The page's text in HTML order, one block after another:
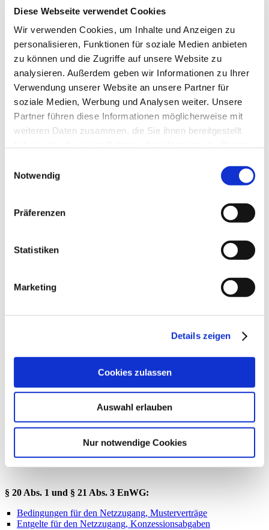
Diese Webseite verwendet Cookies
Wir verwenden Cookies, um Inhalte und Anzeigen zu
personalisieren, Funktionen für soziale Medien anbieten
zu können und die Zugriffe auf unsere Website zu
analysieren. Außerdem geben wir Informationen zu Ihrer
Verwendung unserer Website an unsere Partner für
soziale Medien, Werbung und Analysen weiter. Unsere
Partner führen diese Informationen möglicherweise mit
weiteren Daten zusammen, die Sie ihnen bereitgestellt
Notwendig
Präferenzen
Statistiken
Marketing
Details zeigen
Cookies zulassen
Auswahl erlauben
Nur notwendige Cookies
Störungsdienst
Strom
Erdgas
Leitungsauskunft
Zählerstandmeldung
News
Downloads
Streitbeilegung
Sitemap
Portrait
Gleichbehandlung
Impressum
Netzzugang und Entgelte
Hier finden Sie die relevanten Veröffentlichungspflichten zum
Netzzugang und zu den Netzentgelten gemäß den gesetzlichen
§ 20 Abs. 1 und § 21 Abs. 3 EnWG:
Bedingungen für den Netzzugang, Musterverträge
Entgelte für den Netzzugang, Konzessionsabgaben